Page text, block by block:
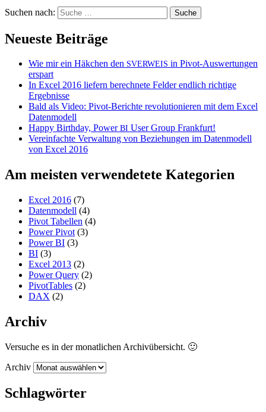
Suchen nach:
Neueste Beiträge
Wie mir ein Häkchen den SVERWEIS in Pivot-Auswertungen
erspart
In Excel 2016 liefern berechnete Felder endlich richtige
Ergebnisse
Bald als Video: Pivot-Berichte revolutionieren mit dem Excel
Datenmodell
Happy Birthday, PowerBI User Group Frankfurt!
Vereinfachte Verwaltung von Beziehungen im Datenmodell
von Excel 2016
Am meisten verwendetete Kategorien
Excel 2016 (7)
Datenmodell (4)
Pivot Tabellen (4)
Power Pivot (3)
Power BI (3)
BI (3)
Excel 2013 (2)
Power Query (2)
PivotTables (2)
DAX (2)
Archiv
Versuche es in der monatlichen Archivübersicht. 🙂
Archiv
Schlagwörter